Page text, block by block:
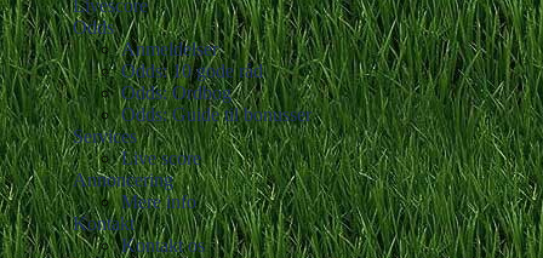
Livescore
Odds
Anmeldelser
Odds: 10 gode råd
Odds: Ordbog
Odds: Guide til bonusser
Services
Live score
Annoncering
Mere info
Kontakt
Kontakt os